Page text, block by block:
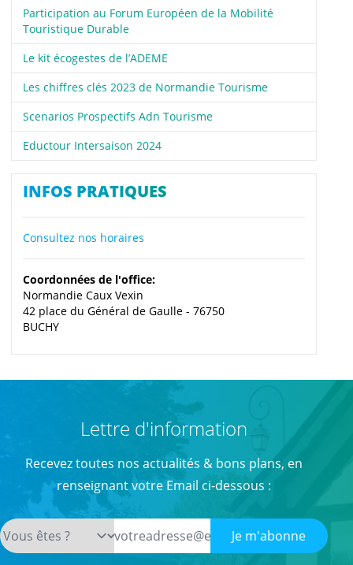
Participation au Forum Européen de la Mobilité
Touristique Durable
Le kit écogestes de l’ADEME
Les chiffres clés 2023 de Normandie Tourisme
Scenarios Prospectifs Adn Tourisme
Eductour Intersaison 2024
INFOS PRATIQUES
Consultez nos horaires
Coordonnées de l'office:
Normandie Caux Vexin
42 place du Général de Gaulle - 76750
BUCHY
Lettre d'information
Recevez toutes nos actualités & bons plans, en
renseignant votre Email ci-dessous :
Je m'abonne